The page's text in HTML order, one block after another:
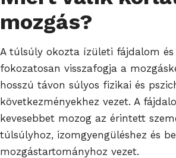
mozgás?
A túlsúly okozta ízületi fájdalom és
fokozatosan visszafogja a
hosszú távon súlyos fizikai és
következményekhez vezet. A
kevesebbet mozog az érintett
túlsúlyhoz, izomgyengüléshez és
mozgástartományhoz vezet.